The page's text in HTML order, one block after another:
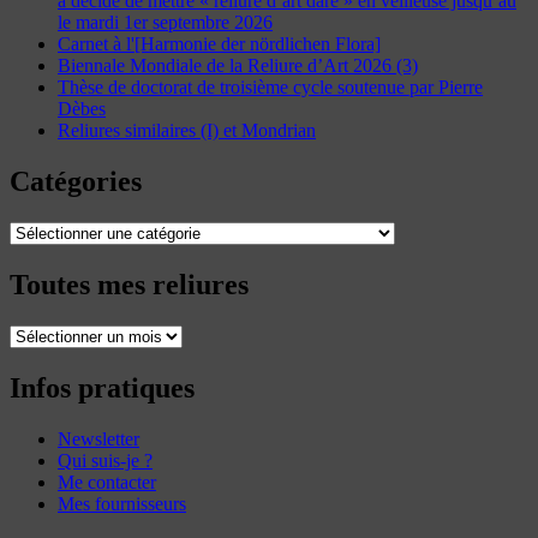
le mardi 1er septembre 2026
Carnet à l'[Harmonie der nördlichen Flora]
Biennale Mondiale de la Reliure d’Art 2026 (3)
Thèse de doctorat de troisième cycle soutenue par Pierre
Dèbes
Reliures similaires (I) et Mondrian
Catégories
Catégories
Toutes mes reliures
Toutes
reliures
Infos pratiques
Newsletter
Qui suis-je ?
Me contacter
Mes fournisseurs